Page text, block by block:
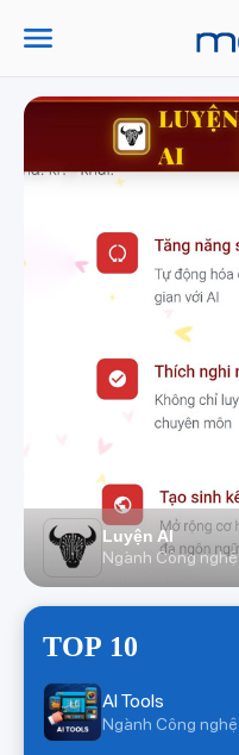
Luyện AI
Ngành Công nghệ
TOP 10
AI Tools
Ngành Công nghệ